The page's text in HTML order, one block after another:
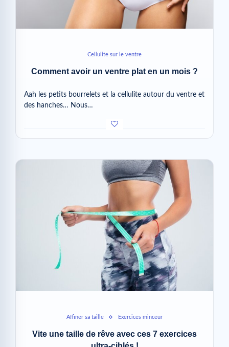
Cellulite sur le ventre
Comment avoir un ventre plat en un mois ?
Aah les petits bourrelets et la cellulite autour du ventre et
des hanches… Nous…
Affiner sa taille Exercices minceur
Vite une taille de rêve avec ces 7 exercices